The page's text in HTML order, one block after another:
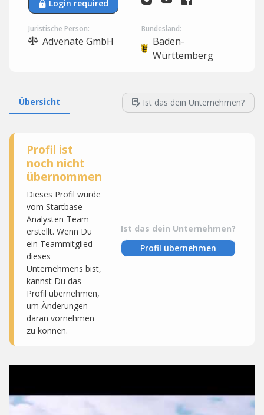
Login required
Juristische Person:
Advenate GmbH
Bundesland:
Baden-
Württemberg
Übersicht Ist das dein Unternehmen?
Profil ist
noch nicht
übernommen
Dieses Profil wurde
vom Startbase
Analysten-Team
erstellt. Wenn Du
ein Teammitglied
dieses
Unternehmens bist,
kannst Du das
Profil übernehmen,
um Änderungen
daran vornehmen
zu können.
Ist das dein Unternehmen?
Profil übernehmen